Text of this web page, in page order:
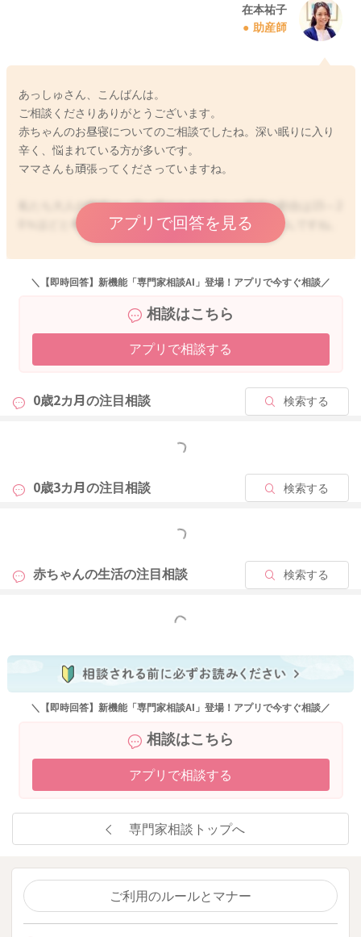
在本祐子
助産師
あっしゅさん、こんばんは。
ご相談くださりありがとうございます。
赤ちゃんのお昼寝についてのご相談でしたね。深い眠りに入り
辛く、悩まれている方が多いです。
ママさんも頑張ってくださっていますね。
私たち大人の睡眠は、浅い眠りとされるレム睡眠の割合は15～2
0％ほどと考えられています。ほとんどが深い眠りなんですね。
ですが、一方で、赤ちゃんの睡眠は、睡眠全体の半分が、浅い
眠りで占められているようです。
そのため、赤ちゃんは、目が覚めやすい環境にあり、ちょっと
した刺激でも泣き出しやすいとされます。
過ぎず、少し涼しいくらいの環境が適切です。
また皮膚のトラブルがあると寝付きにくいとされますから、湿
きくらいのサイクルになるようにするのも大事です。
るのはもう少し先だったりします。
国立研究開発法人理化学研究所では、赤ちゃんの効果的な泣き
https://www.riken.jp/press/2022/20220914_1/index.html#no
一番早く寝付け、かつ寝たと認識してから、5-8分くらいは抱っ
こしたまま座ってお過ごしいただくのが、よいと考えられてい
宮川助産師も動画で抱っこやゴロンの寝かしつけについて解説
https://m.youtube.com/playlist?list=PL5X6kc70Rx7DxGV2fIk
7p6saPM54-l3Co
アプリで回答を見る
＼【即時回答】新機能「専門家相談AI」登場！アプリで今すぐ相談／
相談はこちら
アプリで相談する
0歳2カ月の注目相談 検索する
もっと見る
0歳3カ月の注目相談 検索する
もっと見る
赤ちゃんの生活の注目相談 検索する
もっと見る
＼【即時回答】新機能「専門家相談AI」登場！アプリで今すぐ相談／
相談はこちら
アプリで相談する
専門家相談トップへ
ご利用のルールとマナー